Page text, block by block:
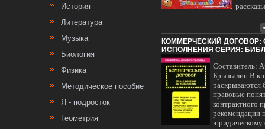
История
Литература
Музыка
Биология
Физика
Методическое пособие
Я - подросток
Геометрия
перед
КОММЕРЧЕСКИЙ ДОГОВОР:
ИСПОЛНЕНИЯ СЕРИЯ:
ЧЕЛОВЕКА ИНФО 12520L.
Составитель:
Брызгалин В
раскрываются
правовые
контрактного
рекомендации